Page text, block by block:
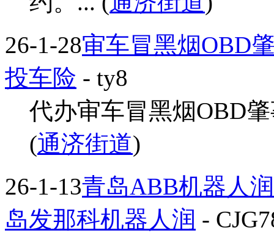
26-1-28审车冒黑烟OBD
投车险 - ty8
代办审车冒黑烟OBD
(通济街道)
26-1-13青岛ABB机器人
岛发那科机器人润 -